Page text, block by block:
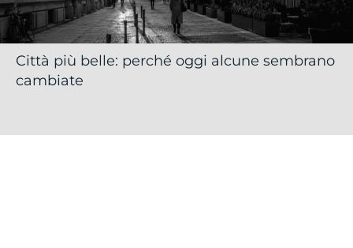
Città più belle: perché oggi alcune sembrano
cambiate